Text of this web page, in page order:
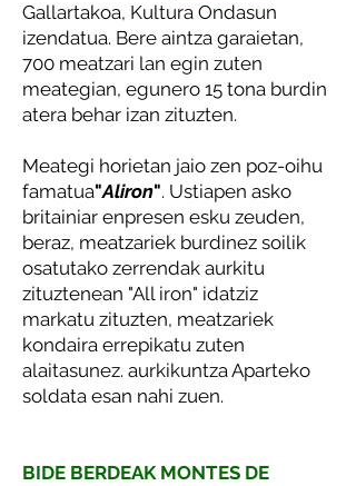
Gallartakoa, Kultura Ondasun
izendatua. Bere aintza garaietan,
700 meatzari lan egin zuten
meategian, egunero 15 tona burdin
atera behar izan zituzten.
Meategi horietan jaio zen poz-oihu
famatua"Aliron". Ustiapen asko
britainiar enpresen esku zeuden,
beraz, meatzariek burdinez soilik
osatutako zerrendak aurkitu
zituztenean "All iron" idatziz
markatu zituzten, meatzariek
kondaira errepikatu zuten
alaitasunez. aurkikuntza Aparteko
soldata esan nahi zuen.
BIDE BERDEAK MONTES DE